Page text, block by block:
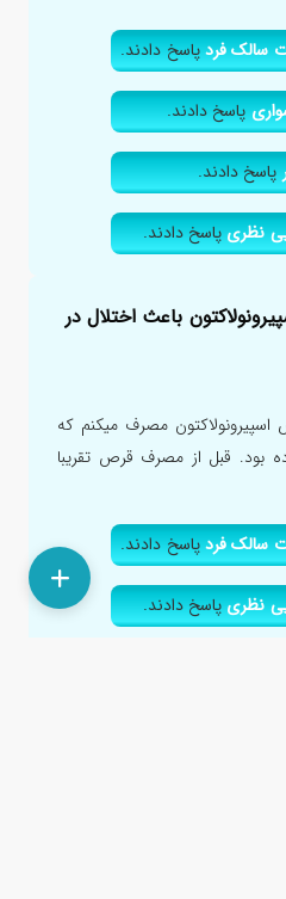
سالک فردپاسخ دادند.
پاسخ دادند.
پاسخ دادند.
نظریپاسخ دادند.
باعث اختلال در
مصرف میکنم که
بود. قبل از مصرف قرص تقریبا
سالک فردپاسخ دادند.
نظریپاسخ دادند.